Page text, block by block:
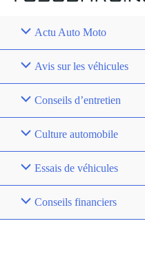
Actu Auto Moto
Avis sur les véhicules
Conseils d’entretien
Culture automobile
Essais de véhicules
Conseils financiers